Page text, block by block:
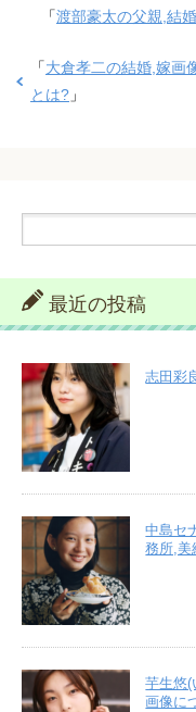
「渡部豪太の父親,結
「大倉孝二の結婚,嫁画
とは? 」
最近の投稿
志田彩
中島セ
務所,美
芋生悠(
画像に